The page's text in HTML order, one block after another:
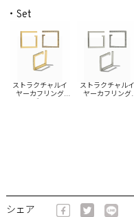
・Set
ストラクチャルイ
ヤーカフリング
ストラクチャルイ
ヤーカフリング
シェア